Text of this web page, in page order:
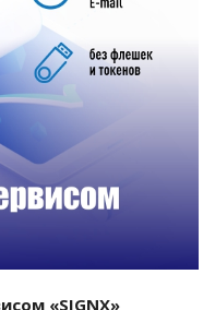
«SIGNX»